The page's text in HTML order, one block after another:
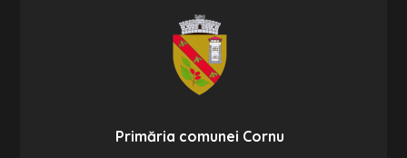
Primăria comunei Cornu